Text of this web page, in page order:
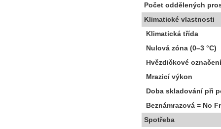
Počet oddělených
Klimatické vlastnosti
Klimatická třída
Nulová zóna (0–3 °C)
Hvězdičkové
Mrazicí výkon
Doba skladování při
Beznámrazová = No
Spotřeba